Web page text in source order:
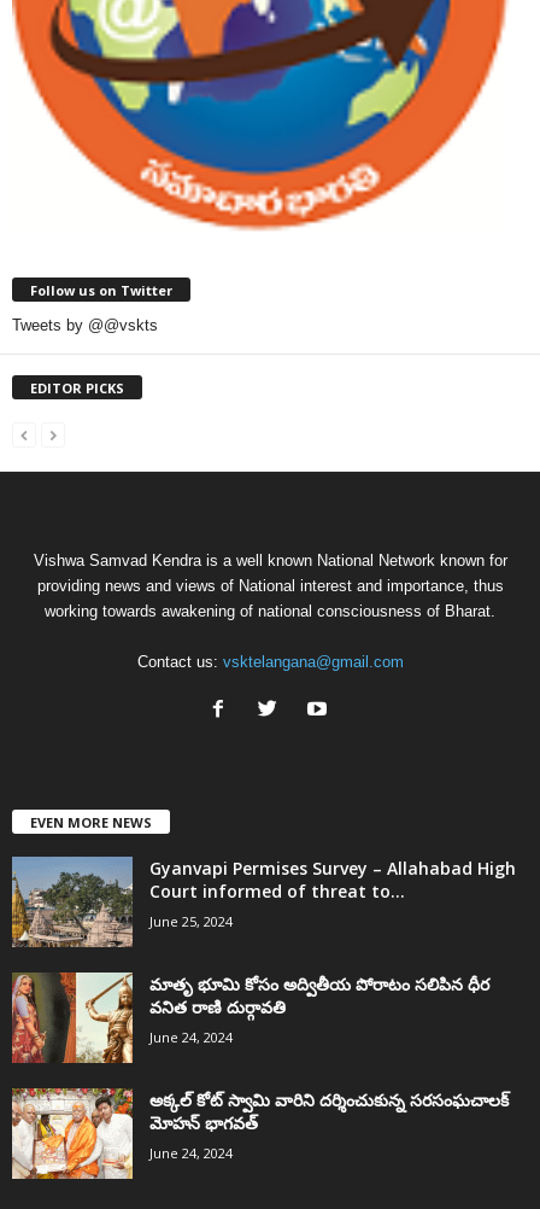
Follow us on Twitter
Tweets by @@vskts
EDITOR PICKS
Vishwa Samvad Kendra is a well known National Network known for
providing news and views of National interest and importance, thus
working towards awakening of national consciousness of Bharat.
Contact us: vsktelangana@gmail.com
EVEN MORE NEWS
Gyanvapi Permises Survey – Allahabad High
Court informed of threat to...
June 25, 2024
మాతృ భూమి కోసం అద్వితీయ పోరాటం సలిపిన ధీర
వనిత రాణి దుర్గావతి
June 24, 2024
అక్కల్‌ కోట్‌ స్వామి వారిని దర్శించుకున్న సరసంఘచాలక్
మోహన్ భాగవత్
June 24, 2024